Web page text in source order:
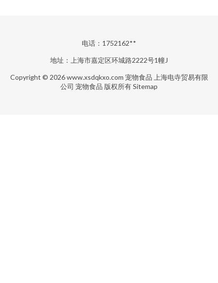
电话：1752162**
地址：上海市嘉定区环城路2222号1幢J
Copyright © 2026www.xsdqkxo.com 宠物食品 上海电寺贸易有限
公司 宠物食品 版权所有Sitemap